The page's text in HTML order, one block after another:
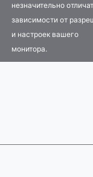
незначительно
зависимости от
и настроек вашего
монитора.